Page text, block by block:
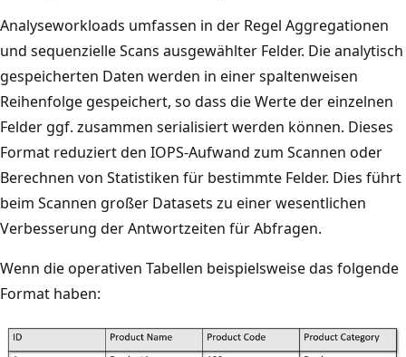
Analyseworkloads umfassen in der Regel Aggregationen
und sequenzielle Scans ausgewählter Felder. Die analytisch
gespeicherten Daten werden in einer spaltenweisen
Reihenfolge gespeichert, so dass die Werte der einzelnen
Felder ggf. zusammen serialisiert werden können. Dieses
Format reduziert den IOPS-Aufwand zum Scannen oder
Berechnen von Statistiken für bestimmte Felder. Dies führt
beim Scannen großer Datasets zu einer wesentlichen
Verbesserung der Antwortzeiten für Abfragen.
Wenn die operativen Tabellen beispielsweise das folgende
Format haben: